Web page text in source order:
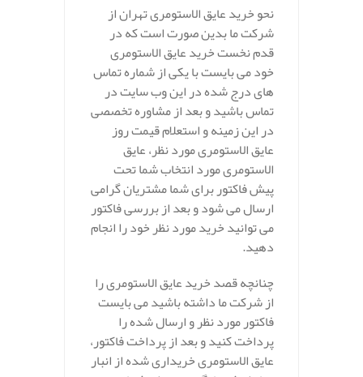
نحو خرید عایق الاستومری تهران از
شرکت ما بدین صورت است که در
قدم نخست خرید عایق الاستومری
خود می بایست با یکی از شماره تماس
های درج شده در این وب سایت در
تماس باشید و بعد از مشاوره تخصصی
در این زمینه و استعلام قیمت روز
عایق الاستومری مورد نظر، عایق
الاستومری مورد انتخاب شما تحت
پیش فاکتور برای شما مشتریان گرامی
ارسال می شود و بعد از بررسی فاکتور
می توانید خرید مورد نظر خود را انجام
دهید.
چنانچه قصد خرید عایق الاستومری را
از شرکت ما داشته باشید می بایست
فاکتور مورد نظر و ارسال شده را
پرداخت کنید و بعد از پرداخت فاکتور،
عایق الاستومری خریداری شده از انبار